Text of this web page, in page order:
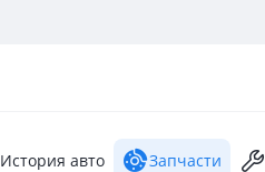
История авто Запчасти